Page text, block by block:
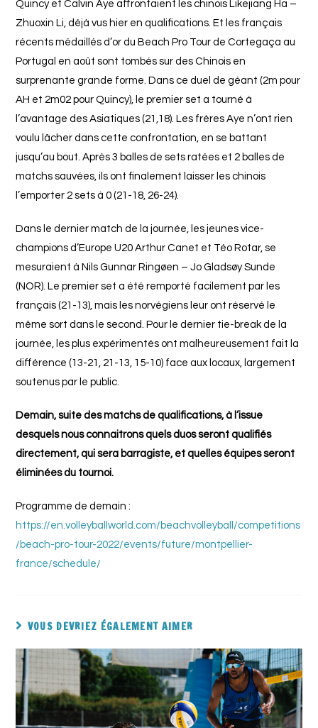
Quincy et Calvin Aye affrontaient les chinois Likejiang Ha –
Zhuoxin Li, déjà vus hier en qualifications. Et les français
récents médaillés d’or du Beach Pro Tour de Cortegaça au
Portugal en août sont tombés sur des Chinois en
surprenante grande forme. Dans ce duel de géant (2m pour
AH et 2m02 pour Quincy), le premier set a tourné à
l’avantage des Asiatiques (21,18). Les frères Aye n’ont rien
voulu lâcher dans cette confrontation, en se battant
jusqu’au bout. Après 3 balles de sets ratées et 2 balles de
matchs sauvées, ils ont finalement laisser les chinois
l’emporter 2 sets à 0 (21-18, 26-24).
Dans le dernier match de la journée, les jeunes vice-
champions d’Europe U20 Arthur Canet et Téo Rotar, se
mesuraient à Nils Gunnar Ringøen – Jo Gladsøy Sunde
(NOR). Le premier set a été remporté facilement par les
français (21-13), mais les norvégiens leur ont réservé le
même sort dans le second. Pour le dernier tie-break de la
journée, les plus expérimentés ont malheureusement fait la
différence (13-21, 21-13, 15-10) face aux locaux, largement
soutenus par le public.
Demain, suite des matchs de qualifications, à l’issue
desquels nous connaitrons quels duos seront qualifiés
directement, qui sera barragiste, et quelles équipes seront
éliminées du tournoi.
Programme de demain :
https://en.volleyballworld.com/beachvolleyball/competitions
/beach-pro-tour-2022/events/future/montpellier-
france/schedule/
VOUS DEVRIEZ ÉGALEMENT AIMER